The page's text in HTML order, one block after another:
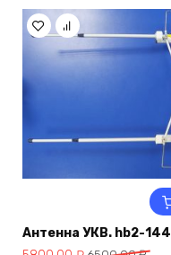
7100,00 ₽.
Антенна УКВ. hb2-144